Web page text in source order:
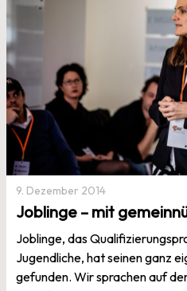
9. Dezember 2014
Joblinge – mit
Joblinge, das
Jugendliche, hat seinen ganz
gefunden. Wir sprachen auf